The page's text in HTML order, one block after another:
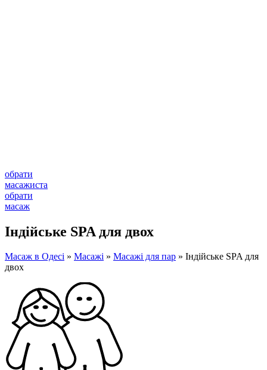
обрати
масажиста
обрати
масаж
Індійське SPA для двох
Масаж в Одесі » Масажі » Масажі для пар » Індійське SPA для
двох